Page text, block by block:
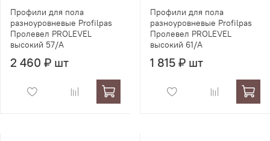
Профили для пола
разноуровневые Profilpas
Пролевел PROLEVEL
высокий 57/A
2 460 ₽ шт
Профили для пола
разноуровневые Profilpas
Пролевел PROLEVEL
высокий 61/A
1 815 ₽ шт